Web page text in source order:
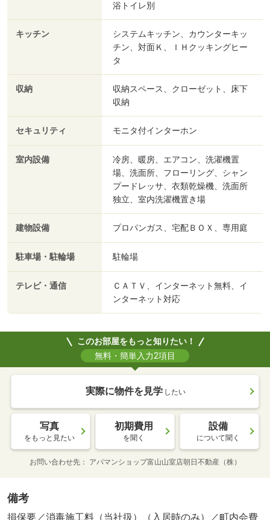
浴トイレ別
キッチン
システムキッチン、カウンターキッ
チン、対面Ｋ、ＩＨクッキングヒー
タ
収納
収納スペース、クローゼット、床下
収納
セキュリティ モニタ付インターホン
室内設備
冷房、暖房、エアコン、洗濯機置
場、洗面所、フローリング、シャン
プードレッサ、衣類乾燥機、洗面所
独立、室内洗濯機置き場
建物設備 プロパンガス、宅配ＢＯＸ、専用庭
駐車場・駐輪場 駐輪場
テレビ・通信
ＣＡＴＶ、インターネット無料、イ
ンターネット対応
このお部屋をもっと知りたい！
無料・簡単入力2項目
実際に物件を見学 したい
写真
をもっと見たい
初期費用
を聞く
設備
について聞く
お問い合わせ先 アパマンショップ富山山室店朝日不動産（株）
備考
損保要／消毒施工料（当社扱）（入居時のみ）／町内会費